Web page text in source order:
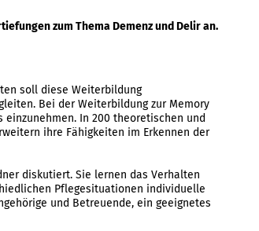
zum Thema Demenz und Delir an.
soll diese Weiterbildung
Bei der Weiterbildung zur Memory
In 200 theoretischen und
ihre Fähigkeiten im Erkennen der
diskutiert. Sie lernen das Verhalten
Pflegesituationen individuelle
und Betreuende, ein geeignetes